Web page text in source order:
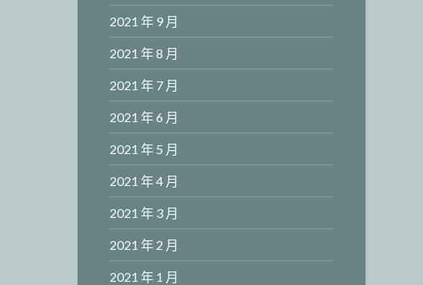
2021 年 9 月
2021 年 8 月
2021 年 7 月
2021 年 6 月
2021 年 5 月
2021 年 4 月
2021 年 3 月
2021 年 2 月
2021 年 1 月